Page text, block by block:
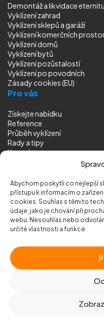
Abychom poskytli co nejlepší
přístupu k informacím o
cookies. Souhlas s těmito
údaje, jako je chování při
webu. Nesouhlas nebo
určité vlastnosti a funkce.
Demontáž a likvidace eternitu
Vyklízení zahrad
Vyklízení sklepů a garáží
Vyklízení komerčních
Vyklízení domů
Vyklízení bytů
Vyklízení pozůstalostí
Vyklízenípo povodních
Zásady cookies (EU)
Pro vás
Získejte nabídku
Reference
Průběh vyklízení
Rady a tipy
Kontakt
© 2026
Chráněno
Zavolejte nám